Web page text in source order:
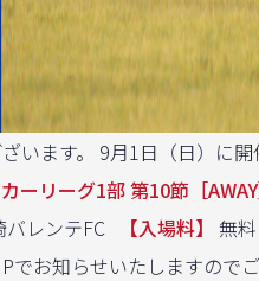
ます。 9月1日（日）に
リーグ1部 第10節［AWAY
バレンテFC 【入場料】 無料
お知らせいたしますので